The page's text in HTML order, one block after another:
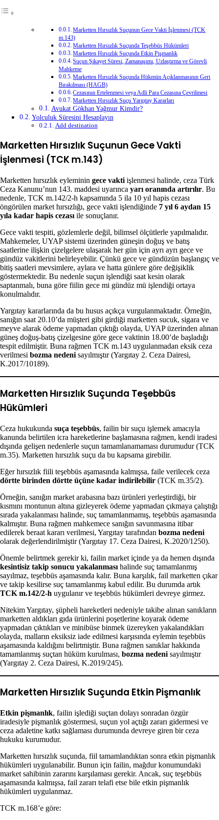
Marketten Hırsızlık Suçunun Gece Vakti İşlenmesi (TCK
m.143)
Marketten Hırsızlık Suçunda Teşebbüs Hükümleri
Marketten Hırsızlık Suçunda Etkin Pişmanlık
Suçun Şikayet Süresi, Zamanaşımı, Uzlaştırma ve Görevli
Mahkeme
Marketten Hırsızlık Suçunda Hükmün Açıklanmasının Geri
Bırakılması (HAGB)
Cezasının Ertelenmesi veya Adli Para Cezasına Çevrilmesi
Marketten Hırsızlık Suçu Yargıtay Kararları
Avukat Gökhan Yağmur Kimdir?
Yolculuk Süresini Hesaplayın
Add destination
Marketten Hırsızlık Suçunun Gece Vakti
İşlenmesi (TCK m.143)
Marketten hırsızlık eyleminin gece vakti işlenmesi halinde, ceza Türk
Ceza Kanunu’nun 143. maddesi uyarınca yarı oranında artırılır. Bu
nedenle, TCK m.142/2-h kapsamında 5 ila 10 yıl hapis cezası
öngörülen market hırsızlığı, gece vakti işlendiğinde 7 yıl 6 aydan 15
yıla kadar hapis cezası ile sonuçlanır.
Gece vakti tespiti, gözlemlerle değil, bilimsel ölçütlerle yapılmalıdır.
Mahkemeler, UYAP sistemi üzerinden güneşin doğuş ve batış
saatlerine ilişkin çizelgelere ulaşarak her gün için ayrı ayrı gece ve
gündüz vakitlerini belirleyebilir. Çünkü gece ve gündüzün başlangıç ve
bitiş saatleri mevsimlere, aylara ve hatta günlere göre değişiklik
göstermektedir. Bu nedenle suçun işlendiği saat kesin olarak
saptanmalı, buna göre fiilin gece mi gündüz mü işlendiği ortaya
konulmalıdır.
Yargıtay kararlarında da bu husus açıkça vurgulanmaktadır. Örneğin,
sanığın saat 20.10’da müşteri gibi girdiği marketten sucuk, sigara ve
meyve alarak ödeme yapmadan çıktığı olayda, UYAP üzerinden alınan
güneş doğuş-batış çizelgesine göre gece vaktinin 18.00’de başladığı
tespit edilmiştir. Buna rağmen TCK m.143 uygulanmadan eksik ceza
verilmesi bozma nedeni sayılmıştır (Yargıtay 2. Ceza Dairesi,
K.2017/10189).
Marketten Hırsızlık Suçunda Teşebbüs
Hükümleri
Ceza hukukunda suça teşebbüs, failin bir suçu işlemek amacıyla
kanunda belirtilen icra hareketlerine başlamasına rağmen, kendi iradesi
dışında gelişen nedenlerle suçun tamamlanamaması durumudur (TCK
m.35). Marketten hırsızlık suçu da bu kapsama girebilir.
Eğer hırsızlık fiili teşebbüs aşamasında kalmışsa, faile verilecek ceza
dörtte birinden dörtte üçüne kadar indirilebilir (TCK m.35/2).
Örneğin, sanığın market arabasına bazı ürünleri yerleştirdiği, bir
kısmını montunun altına gizleyerek ödeme yapmadan çıkmaya çalıştığı
sırada yakalanması halinde, suç tamamlanmamış, teşebbüs aşamasında
kalmıştır. Buna rağmen mahkemece sanığın savunmasına itibar
edilerek beraat kararı verilmesi, Yargıtay tarafından bozma nedeni
olarak değerlendirilmiştir (Yargıtay 17. Ceza Dairesi, K.2020/1250).
Önemle belirtmek gerekir ki, failin market içinde ya da hemen dışında
kesintisiz takip sonucu yakalanması halinde suç tamamlanmış
sayılmaz, teşebbüs aşamasında kalır. Buna karşılık, fail marketten çıkar
ve takip kesilirse suç tamamlanmış kabul edilir. Bu durumda artık
TCK m.142/2-h uygulanır ve teşebbüs hükümleri devreye girmez.
Nitekim Yargıtay, şüpheli hareketleri nedeniyle takibe alınan sanıkların
marketten aldıkları gıda ürünlerini poşetlerine koyarak ödeme
yapmadan çıktıkları ve minibüse binmek üzereyken yakalandıkları
olayda, malların eksiksiz iade edilmesi karşısında eylemin teşebbüs
aşamasında kaldığını belirtmiştir. Buna rağmen sanıklar hakkında
tamamlanmış suçtan hüküm kurulması, bozma nedeni sayılmıştır
(Yargıtay 2. Ceza Dairesi, K.2019/245).
Marketten Hırsızlık Suçunda Etkin Pişmanlık
Etkin pişmanlık, failin işlediği suçtan dolayı sonradan özgür
iradesiyle pişmanlık göstermesi, suçun yol açtığı zararı gidermesi ve
ceza adaletine katkı sağlaması durumunda devreye giren bir ceza
hukuku kurumudur.
Marketten hırsızlık suçunda, fiil tamamlandıktan sonra etkin pişmanlık
hükümleri uygulanabilir. Bunun için failin, mağdur konumundaki
market sahibinin zararını karşılaması gerekir. Ancak, suç teşebbüs
aşamasında kalmışsa, fail zararı telafi etse bile etkin pişmanlık
hükümleri uygulanmaz.
TCK m.168’e göre: